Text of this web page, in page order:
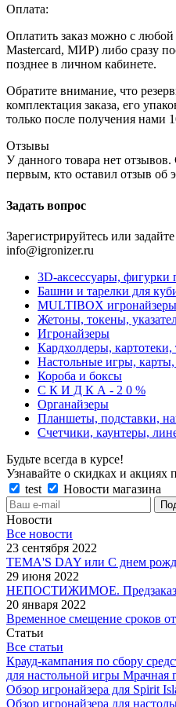
Оплата:
Оплатить заказ можно с
Mastercard, МИР) либо сразу
позднее в личном кабинете.
Обратите внимание, что
комплектация заказа, его
только после получения нами
Отзывы
У данного товара нет отзывов.
первым, кто оставил отзыв об
Задать вопрос
Зарегистрируйтесь или
info@igronizer.ru
3D-аксессуары, фигурки
Башни и тарелки для
MULTIBOX
Жетоны, токены,
Игронайзеры
Кардхолдеры,
Настольные игры,
Короба и боксы
С К И Д К А - 2 0 %
Органайзеры
Планшеты, подставки,
Счетчики, каунтеры,
Будьте всегда в курсе!
Узнавайте о скидках и акциях
test
Новости магазина
Новости
Все новости
23 сентября 2022
TEMA'S DAY или С днем
29 июня 2022
НЕПОСТИЖИМОЕ. Предзаказ
20 января 2022
Временное смещение сроков
Статьи
Все статьи
Крауд-кампания по сбору
для настольной игры Мрачная
Обзор игронайзера для Spirit
Обзор игронайзера для